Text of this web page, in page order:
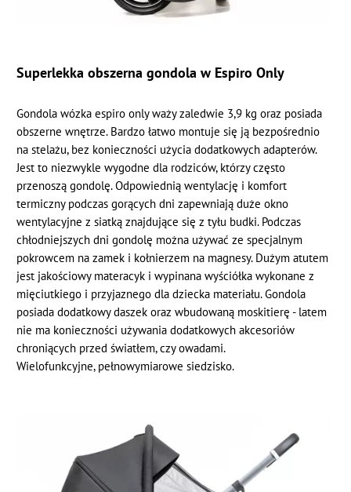
Superlekka obszerna gondola w Espiro Only
Gondola wózka espiro only waży zaledwie 3,9 kg oraz posiada
obszerne wnętrze. Bardzo łatwo montuje się ją bezpośrednio
na stelażu, bez konieczności użycia dodatkowych adapterów.
Jest to niezwykle wygodne dla rodziców, którzy często
przenoszą gondolę. Odpowiednią wentylację i komfort
termiczny podczas gorących dni zapewniają duże okno
wentylacyjne z siatką znajdujące się z tyłu budki. Podczas
chłodniejszych dni gondolę można używać ze specjalnym
pokrowcem na zamek i kołnierzem na magnesy. Dużym atutem
jest jakościowy materacyk i wypinana wyściółka wykonane z
mięciutkiego i przyjaznego dla dziecka materiału. Gondola
posiada dodatkowy daszek oraz wbudowaną moskitierę - latem
nie ma konieczności używania dodatkowych akcesoriów
chroniących przed światłem, czy owadami.
Wielofunkcyjne, pełnowymiarowe siedzisko.